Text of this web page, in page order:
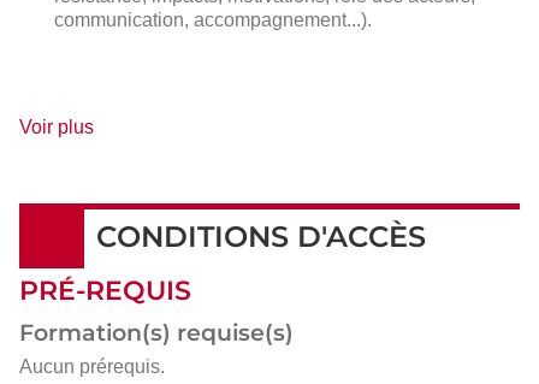
communication, accompagnement...).
Voir plusde
CONDITIONS D'ACCÈS
PRÉ-REQUIS
Formation(s) requise(s)
Aucun prérequis.